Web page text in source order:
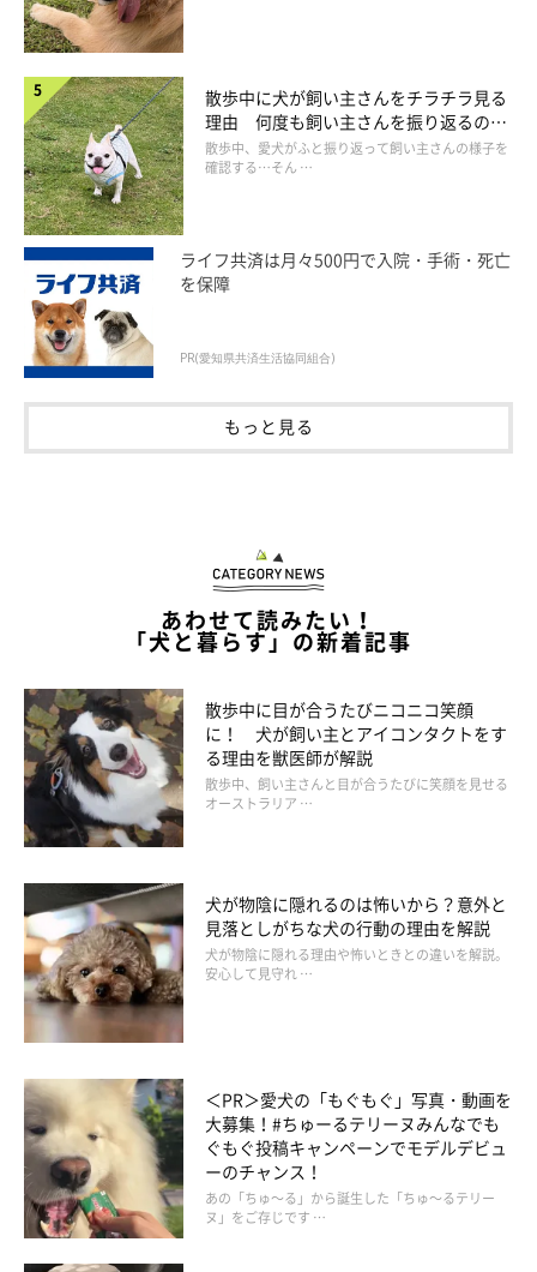
散歩中に犬が飼い主さんをチラチラ見る
理由 何度も飼い主さんを振り返るのは
なぜ？
散歩中、愛犬がふと振り返って飼い主さんの様子を
確認する…そん …
ライフ共済は月々500円で入院・手術・死亡
を保障
PR(愛知県共済生活協同組合)
もっと見る
あわせて読みたい！
「犬と暮らす」の新着記事
散歩中に目が合うたびニコニコ笑顔
に！ 犬が飼い主とアイコンタクトをす
る理由を獣医師が解説
散歩中、飼い主さんと目が合うたびに笑顔を見せる
オーストラリア …
犬が物陰に隠れるのは怖いから？意外と
見落としがちな犬の行動の理由を解説
犬が物陰に隠れる理由や怖いときとの違いを解説。
安心して見守れ …
＜PR＞愛犬の「もぐもぐ」写真・動画を
大募集！#ちゅーるテリーヌみんなでも
ぐもぐ投稿キャンペーンでモデルデビュ
ーのチャンス！
あの「ちゅ～る」から誕生した「ちゅ～るテリー
ヌ」をご存じです …